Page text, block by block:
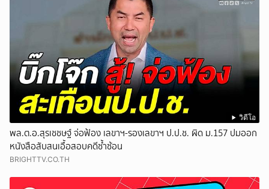
วิดีโอ
พล.ต.อ.สุรเชชษฐ์ จ่อฟ้อง เลขาฯ-รองเลขาฯ ป.ป.ช. ผิด ม.157 ปมออก
หนังสือสับสนเอื้อสอบคดีซ้ำซ้อน
BRIGHTTV.CO.TH